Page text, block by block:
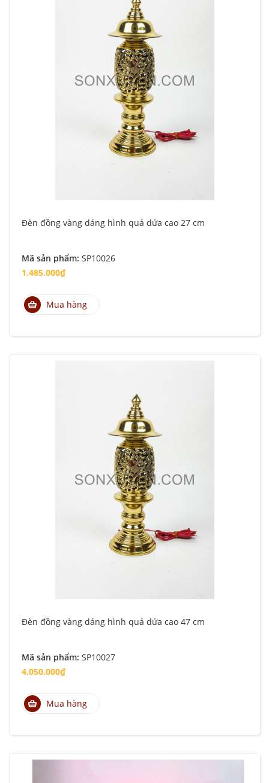
Đèn đồng vàng dáng hình quả dứa cao 27 cm
Mã sản phẩm: SP10026
1.485.000₫
Mua hàng
Đèn đồng vàng dáng hình quả dứa cao 47 cm
Mã sản phẩm: SP10027
4.050.000₫
Mua hàng